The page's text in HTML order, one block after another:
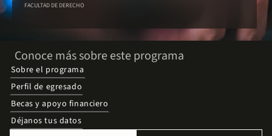
FACULTAD DE DERECHO
Conoce más sobre este programa
Sobre el programa
Perfil de egresado
Becas y apoyo financiero
Déjanos tus datos